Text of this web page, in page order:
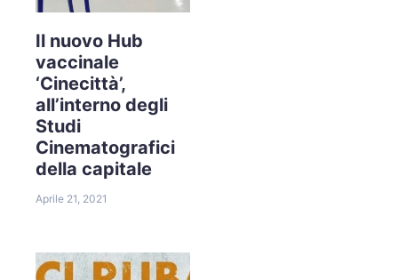
Il nuovo Hub
vaccinale
‘Cinecittà’,
all’interno degli
Studi
Cinematografici
della capitale
Aprile 21, 2021